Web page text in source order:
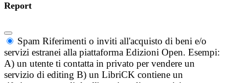
Report
Spam Riferimenti o inviti all'acquisto di beni e/o
servizi estranei alla piattaforma Edizioni Open. Esempi:
A) un utente ti contatta in privato per vendere un
servizio di editing B) un LibriCK contiene un